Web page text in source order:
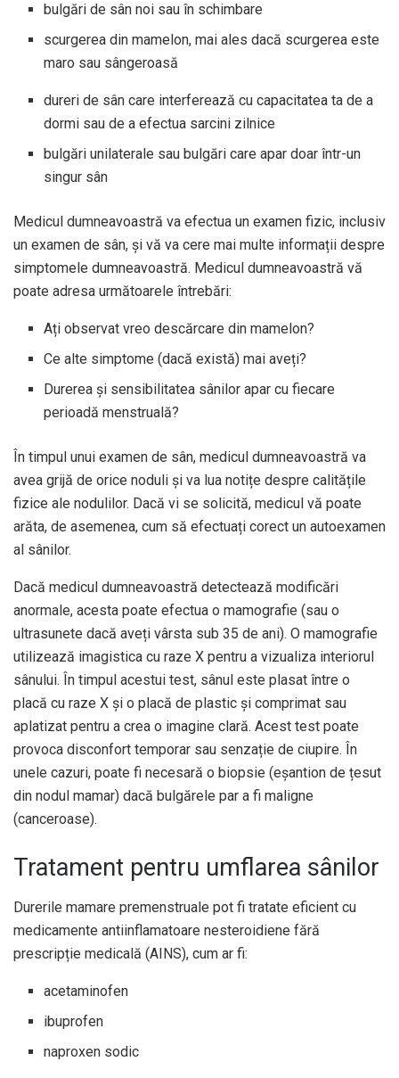
bulgări de sân noi sau în schimbare
scurgerea din mamelon, mai ales dacă scurgerea este
maro sau sângeroasă
dureri de sân care interferează cu capacitatea ta de a
dormi sau de a efectua sarcini zilnice
bulgări unilaterale sau bulgări care apar doar într-un
singur sân
Medicul dumneavoastră va efectua un examen fizic, inclusiv
un examen de sân, și vă va cere mai multe informații despre
simptomele dumneavoastră. Medicul dumneavoastră vă
poate adresa următoarele întrebări:
Ați observat vreo descărcare din mamelon?
Ce alte simptome (dacă există) mai aveți?
Durerea și sensibilitatea sânilor apar cu fiecare
perioadă menstruală?
În timpul unui examen de sân, medicul dumneavoastră va
avea grijă de orice noduli și va lua notițe despre calitățile
fizice ale nodulilor. Dacă vi se solicită, medicul vă poate
arăta, de asemenea, cum să efectuați corect un autoexamen
al sânilor.
Dacă medicul dumneavoastră detectează modificări
anormale, acesta poate efectua o mamografie (sau o
ultrasunete dacă aveți vârsta sub 35 de ani). O mamografie
utilizează imagistica cu raze X pentru a vizualiza interiorul
sânului. În timpul acestui test, sânul este plasat între o
placă cu raze X și o placă de plastic și comprimat sau
aplatizat pentru a crea o imagine clară. Acest test poate
provoca disconfort temporar sau senzație de ciupire. În
unele cazuri, poate fi necesară o biopsie (eșantion de țesut
din nodul mamar) dacă bulgărele par a fi maligne
(canceroase).
Tratament pentru umflarea sânilor
Durerile mamare premenstruale pot fi tratate eficient cu
medicamente antiinflamatoare nesteroidiene fără
prescripție medicală (AINS), cum ar fi:
acetaminofen
ibuprofen
naproxen sodic